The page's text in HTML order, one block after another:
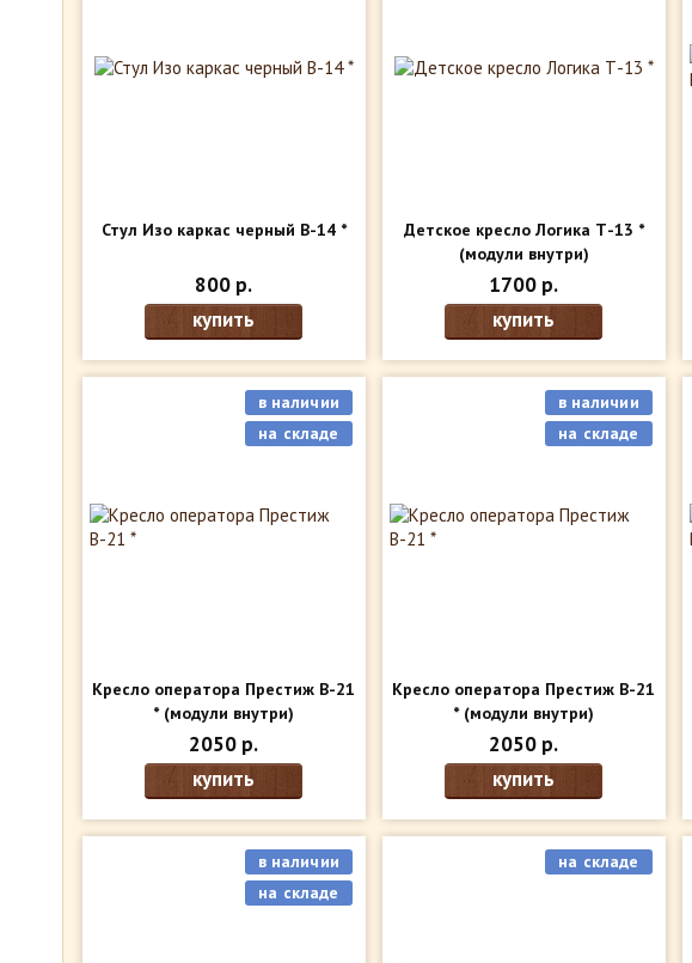
Стул Изо каркас черный В-14 *
800 р.
купить
Детское кресло Логика Т-13 *
(модули внутри)
1700 р.
купить
Кресло оператора Престиж В-21
*(модули внутри)
в наличии
на складе
2050 р.
купить
Кресло оператора Престиж В-21
*(модули внутри)
в наличии
на складе
2050 р.
купить
в наличии
на складе
на складе